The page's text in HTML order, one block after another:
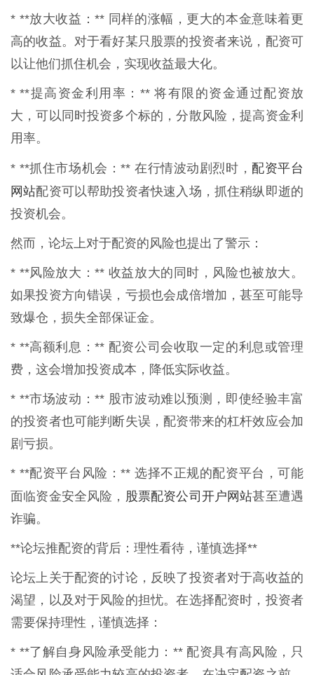
* **放大收益：** 同样的涨幅，更大的本金意味着更
高的收益。对于看好某只股票的投资者来说，配资可
以让他们抓住机会，实现收益最大化。
* **提高资金利用率：** 将有限的资金通过配资放
大，可以同时投资多个标的，分散风险，提高资金利
用率。
* **抓住市场机会：** 在行情波动剧烈时，配资平台
网站配资可以帮助投资者快速入场，抓住稍纵即逝的
投资机会。
然而，论坛上对于配资的风险也提出了警示：
* **风险放大：** 收益放大的同时，风险也被放大。
如果投资方向错误，亏损也会成倍增加，甚至可能导
致爆仓，损失全部保证金。
* **高额利息：** 配资公司会收取一定的利息或管理
费，这会增加投资成本，降低实际收益。
* **市场波动：** 股市波动难以预测，即使经验丰富
的投资者也可能判断失误，配资带来的杠杆效应会加
剧亏损。
* **配资平台风险：** 选择不正规的配资平台，可能
面临资金安全风险， 股票配资公司开户网站甚至遭遇
诈骗。
**论坛推配资的背后：理性看待，谨慎选择**
论坛上关于配资的讨论，反映了投资者对于高收益的
渴望，以及对于风险的担忧。在选择配资时，投资者
需要保持理性，谨慎选择：
* **了解自身风险承受能力：** 配资具有高风险，只